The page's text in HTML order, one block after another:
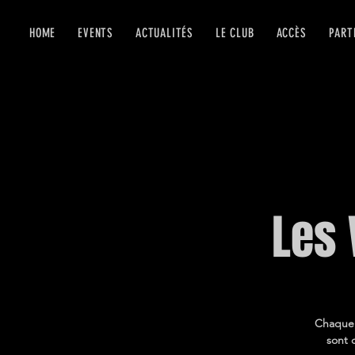
HOME EVENTS ACTUALITÉS LE CLUB ACCÈS
Les
sont